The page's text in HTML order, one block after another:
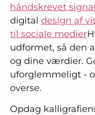
håndskrevet
digital design af
til sociale medier
udformet, så den
og dine værdier.
uforglemmeligt -
overse.
Opdag